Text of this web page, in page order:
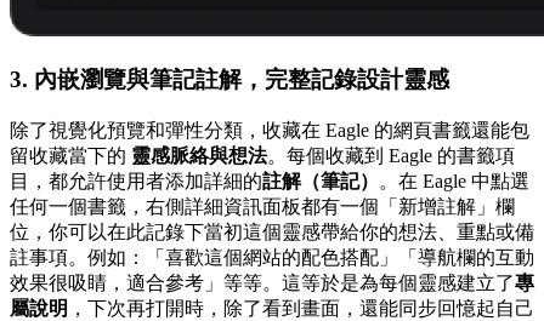
3. 內嵌瀏覽與筆記註解，完整記錄設計靈感
除了視覺化預覽和彈性分類，收藏在 Eagle 的網頁書籤還能包
留收藏當下的 靈感脈絡與想法。每個收藏到 Eagle 的書籤項
目，都允許使用者添加詳細的註解（筆記）
。在 Eagle 中點選
任何一個書籤，右側詳細資訊面板都有一個「新增註解」欄
位，你可以在此記錄下當初這個靈感帶給你的想法、重點或備
註事項。例如：「喜歡這個網站的配色搭配」「導航欄的互動
效果很吸睛，適合參考」等等。這等於是為每個靈感建立了專
屬說明 ，下次再打開時，除了看到畫面，還能同步回憶起自己